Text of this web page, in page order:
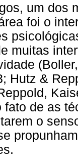
um dos
foi o
muitas
Hutz &
fato de as
o